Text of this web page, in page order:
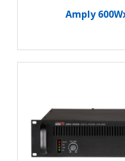
Amply